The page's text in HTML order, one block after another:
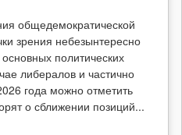
общедемократической
зрения небезынтересно
политических
либералов и частично
года можно отметить
о сближении позиций...